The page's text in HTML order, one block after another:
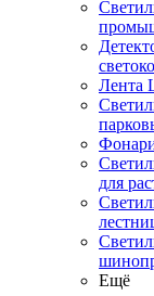
Лента
для
Ещё